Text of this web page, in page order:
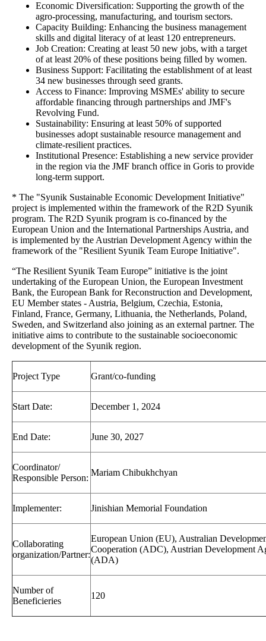
Economic Diversification: Supporting the growth of the
agro-processing, manufacturing, and tourism sectors.
Capacity Building: Enhancing the business management
skills and digital literacy of at least 120 entrepreneurs.
Job Creation: Creating at least 50 new jobs, with a target
of at least 20% of these positions being filled by women.
Business Support: Facilitating the establishment of at least
34 new businesses through seed grants.
Access to Finance: Improving MSMEs' ability to secure
affordable financing through partnerships and JMF's
Revolving Fund.
Sustainability: Ensuring at least 50% of supported
businesses adopt sustainable resource management and
climate-resilient practices.
Institutional Presence: Establishing a new service provider
in the region via the JMF branch office in Goris to provide
long-term support.
* The "Syunik Sustainable Economic Development Initiative"
project is implemented within the framework of the R2D Syunik
program. The R2D Syunik program is co-financed by the
European Union and the International Partnerships Austria, and
is implemented by the Austrian Development Agency within the
framework of the "Resilient Syunik Team Europe Initiative".
“The Resilient Syunik Team Europe” initiative is the joint
undertaking of the European Union, the European Investment
Bank, the European Bank for Reconstruction and Development,
EU Member states - Austria, Belgium, Czechia, Estonia,
Finland, France, Germany, Lithuania, the Netherlands, Poland,
Sweden, and Switzerland also joining as an external partner. The
initiative aims to contribute to the sustainable socioeconomic
development of the Syunik region.
Project Type Grant/co-funding
Start Date: December 1, 2024
End Date: June 30, 2027
Coordinator/
Responsible Person:
Mariam Chibukhchyan
Implementer: Jinishian Memorial Foundation
Collaborating
organization/Partner:
European Union (EU), Australian
Cooperation (ADC), Austrian Development
(ADA)
Number of
Beneficieries
120